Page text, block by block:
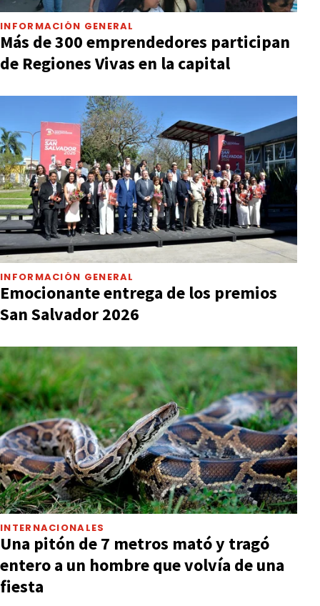
INFORMACIÓN GENERAL
Más de 300 emprendedores participan
de Regiones Vivas en la capital
INFORMACIÓN GENERAL
Emocionante entrega de los premios
San Salvador 2026
INTERNACIONALES
Una pitón de 7 metros mató y tragó
entero a un hombre que volvía de una
fiesta